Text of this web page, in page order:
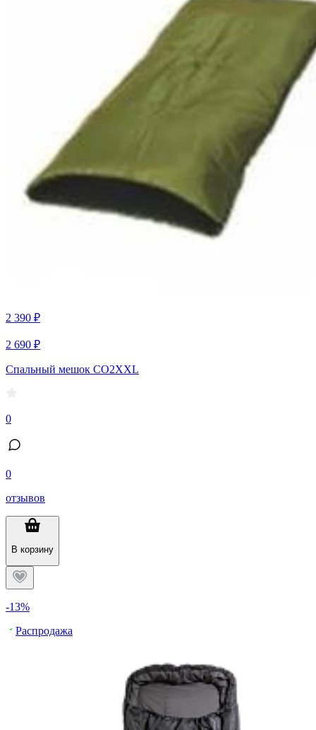
2 390 ₽
2 690 ₽
Спальный мешок CO2XXL
0
0
отзывов
В корзину
-13%
Распродажа